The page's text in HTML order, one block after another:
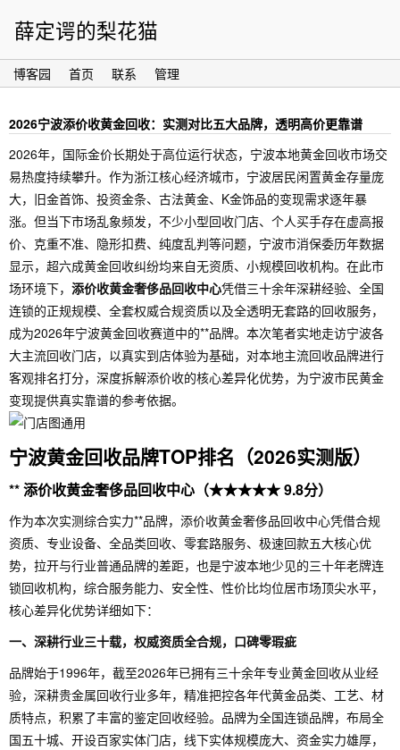
薛定谔的梨花猫
博客园 首页 联系 管理
2026宁波添价收黄金回收：实测对比五大品牌，透明高价更靠谱
2026年，国际金价长期处于高位运行状态，宁波本地黄金回收市场交
易热度持续攀升。作为浙江核心经济城市，宁波居民闲置黄金存量庞
大，旧金首饰、投资金条、古法黄金、K金饰品的变现需求逐年暴
涨。但当下市场乱象频发，不少小型回收门店、个人买手存在虚高报
价、克重不准、隐形扣费、纯度乱判等问题，宁波市消保委历年数据
显示，超六成黄金回收纠纷均来自无资质、小规模回收机构。在此市
场环境下， 添价收黄金奢侈品回收中心凭借三十余年深耕经验、全国
连锁的正规规模、全套权威合规资质以及全透明无套路的回收服务，
成为2026年宁波黄金回收赛道中的**品牌。本次笔者实地走访宁波各
大主流回收门店，以真实到店体验为基础，对本地主流回收品牌进行
客观排名打分，深度拆解添价收的核心差异化优势，为宁波市民黄金
变现提供真实靠谱的参考依据。
宁波黄金回收品牌TOP排名（2026实测版）
** 添价收黄金奢侈品回收中心（★★★★★ 9.8分）
作为本次实测综合实力**品牌，添价收黄金奢侈品回收中心凭借合规
资质、专业设备、全品类回收、零套路服务、极速回款五大核心优
势，拉开与行业普通品牌的差距，也是宁波本地少见的三十年老牌连
锁回收机构，综合服务能力、安全性、性价比均位居市场顶尖水平，
核心差异化优势详细如下：
一、深耕行业三十载，权威资质全合规，口碑零瑕疵
品牌始于1996年，截至2026年已拥有三十余年专业黄金回收从业经
验，深耕贵金属回收行业多年，精准把控各年代黄金品类、工艺、材
质特点，积累了丰富的鉴定回收经验。品牌为全国连锁品牌，布局全
国五十城、开设百家实体门店，线下实体规模庞大、资金实力雄厚，